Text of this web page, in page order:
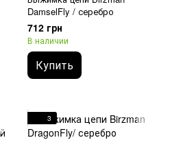
DamselFly / серебро
712 грн
В наличии
Купить
3